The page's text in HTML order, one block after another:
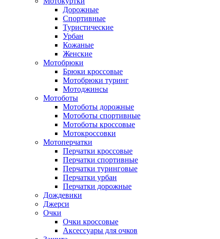
Дорожные
Спортивные
Туристические
Урбан
Кожаные
Женские
Мотобрюки
Брюки кроссовые
Мотобрюки туринг
Мотоджинсы
Мотоботы
Мотоботы дорожные
Мотоботы спортивные
Мотоботы кроссовые
Мотокроссовки
Мотоперчатки
Перчатки кроссовые
Перчатки спортивные
Перчатки туринговые
Перчатки урбан
Перчатки дорожные
Дождевики
Джерси
Очки
Очки кроссовые
Аксессуары для очков